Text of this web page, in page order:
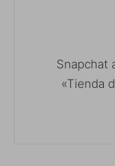
Snapchat
«Tienda